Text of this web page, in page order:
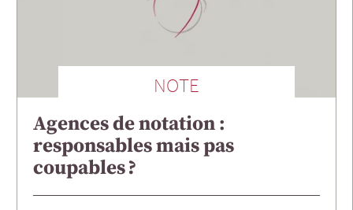
NOTE
Agences de notation :
responsables mais pas
coupables ?